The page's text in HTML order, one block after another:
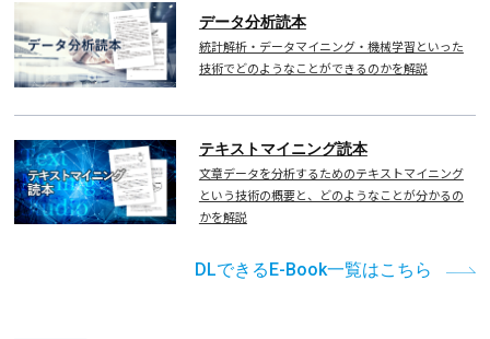
データ分析読本
統計解析・データマイニング・機械学習といった
技術でどのようなことができるのかを解説
テキストマイニング読本
文章データを分析するためのテキストマイニング
という技術の概要と、どのようなことが分かるの
かを解説
DLできるE-Book一覧はこちら